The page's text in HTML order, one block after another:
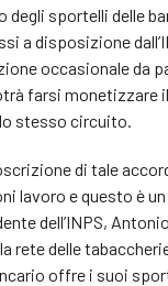
degli sportelli delle
a disposizione
occasionale da
farsi monetizzare
stesso circuito.
di tale
lavoro e questo è
dell’INPS,
rete delle
offre i suoi